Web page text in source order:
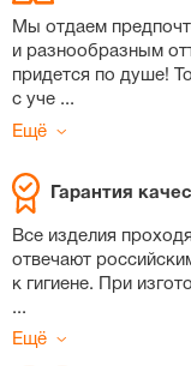
Мы отдаем
и разнообразным
придется по душе!
с уче ...
Ещё
Гарантия
Все изделия
отвечают
к гигиене. При
...
Ещё